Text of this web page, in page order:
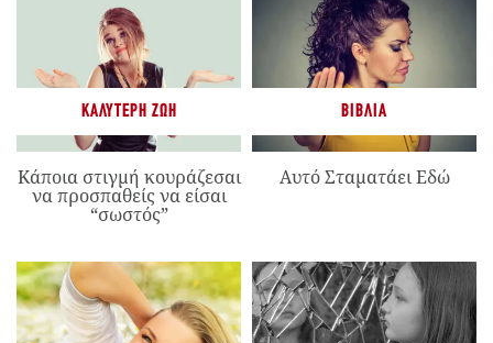
ΚΑΛΎΤΕΡΗ ΖΩΉ
Κάποια στιγμή κουράζεσαι
να προσπαθείς να είσαι
“σωστός”
ΒΙΒΛΊΑ
Αυτό Σταματάει Εδώ